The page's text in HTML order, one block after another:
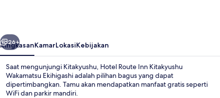
Ekihigashi
Berikutnya
26+
RingkasanKamarLokasiKebijakan
Saat mengunjungi Kitakyushu, Hotel Route Inn Kitakyushu
Wakamatsu Ekihigashi adalah pilihan bagus yang dapat
dipertimbangkan. Tamu akan mendapatkan manfaat gratis seperti
WiFi dan parkir mandiri.